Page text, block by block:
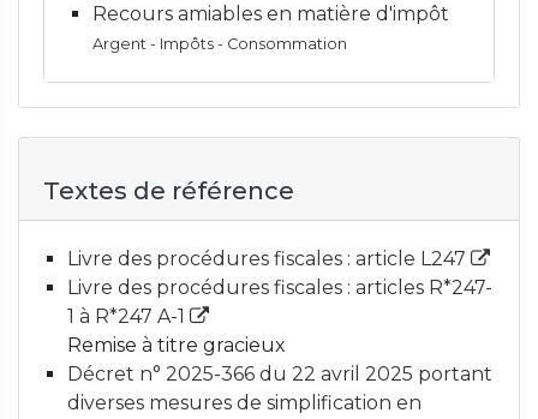
Recours amiables en matière d'impôt
Argent - Impôts - Consommation
Textes de référence
Livre des procédures fiscales : article L247
Livre des procédures fiscales : articles R*247-
1 à R*247 A-1
Remise à titre gracieux
Décret n° 2025-366 du 22 avril 2025 portant
diverses mesures de simplification en